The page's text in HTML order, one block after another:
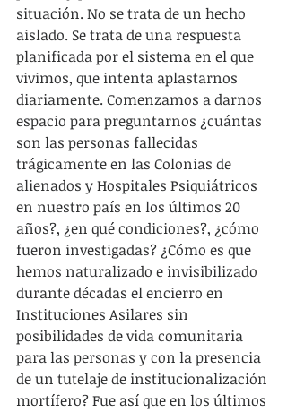
situación. No se trata de un hecho
aislado. Se trata de una respuesta
planificada por el sistema en el que
vivimos, que intenta aplastarnos
diariamente. Comenzamos a darnos
espacio para preguntarnos ¿cuántas
son las personas fallecidas
trágicamente en las Colonias de
alienados y Hospitales Psiquiátricos
en nuestro país en los últimos 20
años?, ¿en qué condiciones?, ¿cómo
fueron investigadas? ¿Cómo es que
hemos naturalizado e invisibilizado
durante décadas el encierro en
Instituciones Asilares sin
posibilidades de vida comunitaria
para las personas y con la presencia
de un tutelaje de institucionalización
mortífero? Fue así que en los últimos